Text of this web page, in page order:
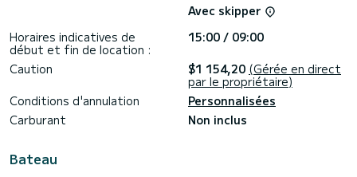
Avec skipper
Horaires indicatives de
début et fin de location :
15:00 / 09:00
Caution
$1 154,20 (Gérée en direct
par le propriétaire)
Conditions d'annulation
Personnalisées
Carburant
Non inclus
Bateau